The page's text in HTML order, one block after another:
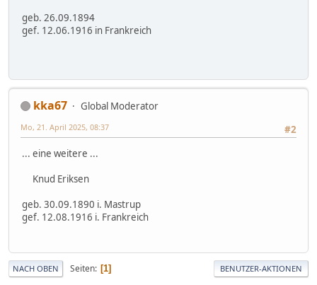
geb. 26.09.1894
gef. 12.06.1916 in Frankreich
kka67
Global Moderator
#2
Mo, 21. April 2025, 08:37
... eine weitere ...
Knud Eriksen
geb. 30.09.1890 i. Mastrup
gef. 12.08.1916 i. Frankreich
NACH OBEN Seiten 1 BENUTZER-AKTIONEN